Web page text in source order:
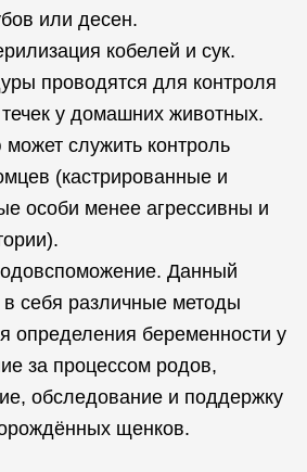
или десен.
кобелей и сук.
проводятся для контроля
у домашних животных.
служить контроль
(кастрированные и
особи менее агрессивны и
Данный
в себя различные методы
определения беременности у
за процессом родов,
обследование и поддержку
щенков.